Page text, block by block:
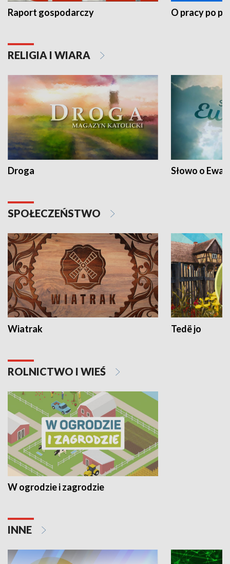
Raport gospodarczy O pracy po
RELIGIA I WIARA
Droga Słowo o
SPOŁECZEŃSTWO
Wiatrak Tedë jo
ROLNICTWO I WIEŚ
W ogrodzie i zagrodzie
INNE